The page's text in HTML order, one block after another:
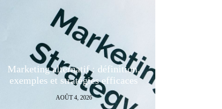
Marketing alternatif : définition,
exemples et stratégies efficaces
AOÛT 4, 2026